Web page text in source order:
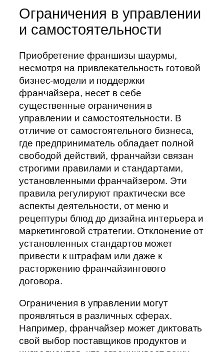
Ограничения в управлении
и самостоятельности
Приобретение франшизы шаурмы,
несмотря на привлекательность готовой
бизнес-модели и поддержки
франчайзера, несет в себе
существенные ограничения в
управлении и самостоятельности. В
отличие от самостоятельного бизнеса,
где предприниматель обладает полной
свободой действий, франчайзи связан
строгими правилами и стандартами,
установленными франчайзером. Эти
правила регулируют практически все
аспекты деятельности, от меню и
рецептуры блюд до дизайна интерьера и
маркетинговой стратегии. Отклонение от
установленных стандартов может
привести к штрафам или даже к
расторжению франчайзингового
договора.
Ограничения в управлении могут
проявляться в различных сферах.
Например, франчайзер может диктовать
свой выбор поставщиков продуктов и